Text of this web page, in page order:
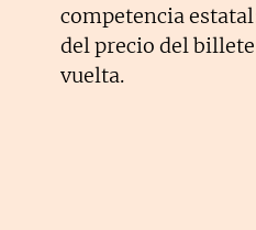
competencia
del precio del
vuelta.